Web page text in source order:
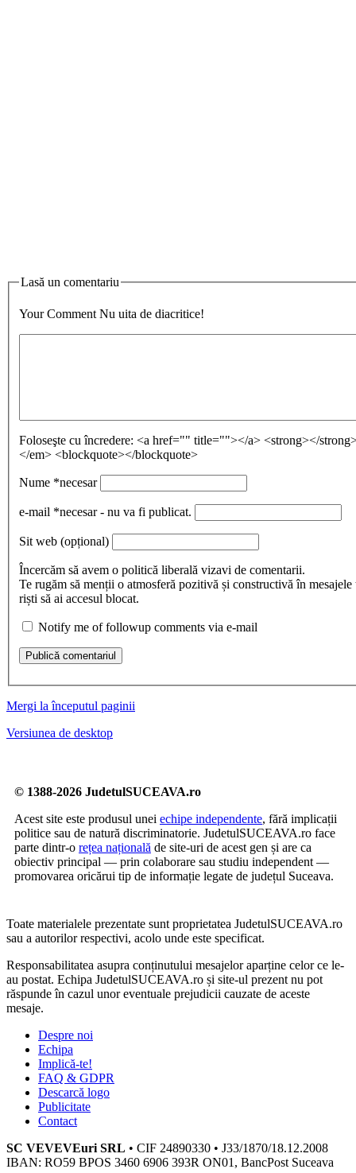
Lasă un comentariu
Your Comment Nu uita de diacritice!
Foloseşte cu încredere: <a href="" title=""></a> <strong></
</em> <blockquote></blockquote>
Nume *necesar
e-mail *necesar - nu va fi publicat.
Sit web (opțional)
Încercăm să avem o politică liberală vizavi de comentarii.
Te rugăm să menții o atmosferă pozitivă și constructivă în mesajele
riști să ai accesul blocat.
Notify me of followup comments via e-mail
Publică comentariul
Mergi la începutul paginii
Versiunea de desktop
© 1388-2026 JudetulSUCEAVA.ro
Acest site este produsul unei echipe independente, fără implicații
politice sau de natură discriminatorie. JudetulSUCEAVA.ro face
parte dintr-o rețea națională de site-uri de acest gen și are ca
obiectiv principal — prin colaborare sau studiu independent —
promovarea oricărui tip de informație legate de județul Suceava.
Toate materialele prezentate sunt proprietatea JudetulSUCEAVA.ro
sau a autorilor respectivi, acolo unde este specificat.
Responsabilitatea asupra conținutului mesajelor aparține celor ce le-
au postat. Echipa JudetulSUCEAVA.ro și site-ul prezent nu pot
răspunde în cazul unor eventuale prejudicii cauzate de aceste
mesaje.
Despre noi
Echipa
Implică-te!
FAQ & GDPR
Descarcă logo
Publicitate
Contact
SC VEVEVEuri SRL • CIF 24890330 • J33/1870/18.12.2008
IBAN: RO59 BPOS 3460 6906 393R ON01, BancPost Suceava